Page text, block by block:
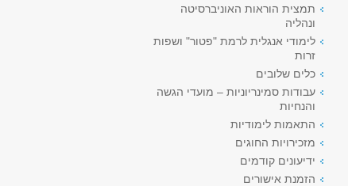
תמצית הוראות האוניברסיטה
ונהליה
לימודי אנגלית לרמת "פטור" ושפות
זרות
כלים שלובים
עבודות סמינריוניות – מועדי הגשה
והנחיות
התאמות לימודיות
מזכירויות החוגים
ידיעונים קודמים
הזמנת אישורים